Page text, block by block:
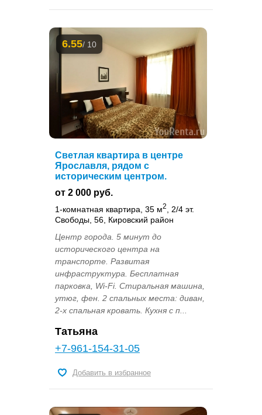
6.55/ 10
Светлая квартира в центре
Ярославля, рядом с
историческим центром.
от 2 000 руб.
1-комнатная квартира, 35 м2
, 2/4 эт.
Свободы, 56, Кировский район
Центр города. 5 минут до
исторического центра на
транспорте. Развитая
инфраструктура. Бесплатная
парковка, Wi-Fi. Стиральная машина,
утюг, фен. 2 спальных места: диван,
2-х спальная кровать. Кухня с п...
Татьяна
+7-961-154-31-05
Добавить в избранное